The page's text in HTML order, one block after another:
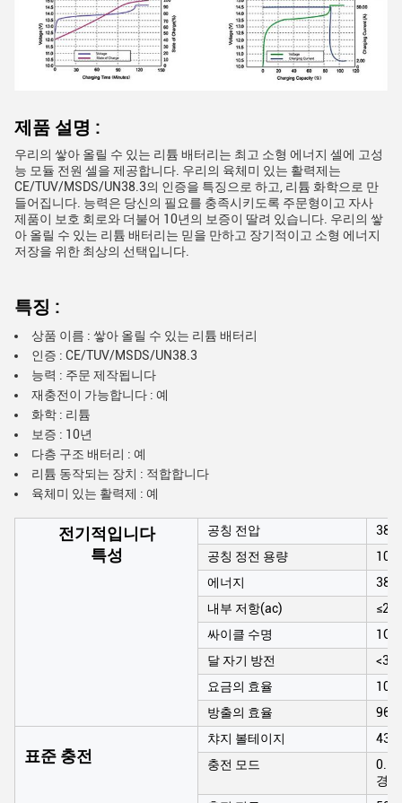
제품 설명 :
우리의 쌓아 올릴 수 있는 리튬 배터리는 최고 소형 에너지 셀에 고성
능 모듈 전원 셀을 제공합니다. 우리의 육체미 있는 활력제는
CE/TUV/MSDS/UN38.3의 인증을 특징으로 하고, 리튬 화학으로 만
들어집니다. 능력은 당신의 필요를 충족시키도록 주문형이고 자사
제품이 보호 회로와 더불어 10년의 보증이 딸려 있습니다. 우리의 쌓
아 올릴 수 있는 리튬 배터리는 믿을 만하고 장기적이고 소형 에너지
저장을 위한 최상의 선택입니다.
특징 :
상품 이름 : 쌓아 올릴 수 있는 리튬 배터리
인증 : CE/TUV/MSDS/UN38.3
능력 : 주문 제작됩니다
재충전이 가능합니다 : 예
화학 : 리튬
보증 : 10년
다층 구조 배터리 : 예
리튬 동작되는 장치 : 적합합니다
육체미 있는 활력제 : 예
전기적입니다
특성
공칭 전압
공칭 정전 용량
에너지
내부 저항(ac)
싸이클 수명
1C
달 자기 방전
<3>
요금의 효율
방출의 효율
표준 충전
챠지 볼테이지
충전 모드
경